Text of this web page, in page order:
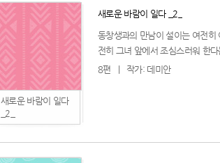
새로운 바람이 일다
_2_
새로운 바람이 일다 _2_
동창생과의 만남이 설이는 여전
전히 그녀 앞에서 조심스러워 한
8편
작가: 데미안